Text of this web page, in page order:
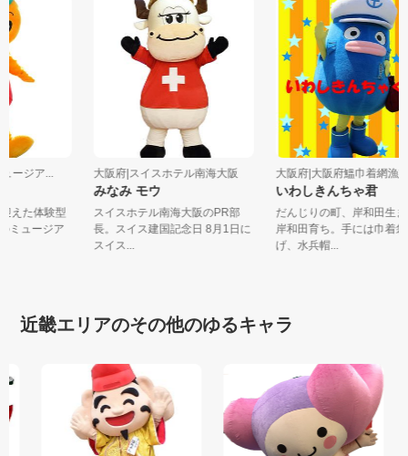
ュージア...
迎えた体験型
のミュージア
大阪府|スイスホテル南海大阪
みなみ モウ
スイスホテル南海大阪のPR部
長。スイス建国記念日 8月1日に
スイス...
大阪府|大阪府鰮巾着網
いわしきんちゃ君
だんじりの町、岸和田生
岸和田育ち。手には巾着
げ、水兵帽...
近畿エリアのその他のゆるキャラ